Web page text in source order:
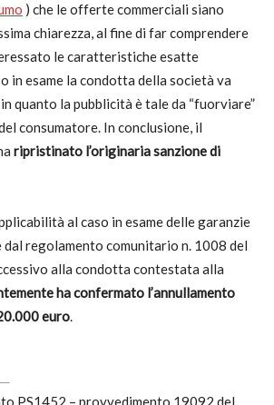
) che le offerte commerciali siano
chiarezza, al fine di far comprendere
le caratteristiche esatte
in esame la condotta della società va
quanto la pubblicità è tale da “fuorviare”
consumatore. In conclusione, il
ripristinato l’originaria sanzione di
al caso in esame delle garanzie
regolamento comunitario n. 1008 del
alla condotta contestata alla
ha confermato l’annullamento
euro.
PS1452 – provvedimento 19092 del